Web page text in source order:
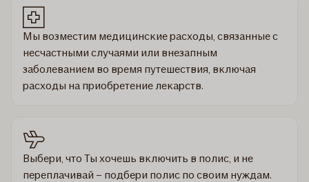
Мы возместим медицинские расходы, связанные с
несчастными случаями или внезапным
заболеванием во время путешествия, включая
расходы на приобретение лекарств.
Выбери, что Ты хочешь включить в полис, и не
переплачивай – подбери полис по своим нуждам.